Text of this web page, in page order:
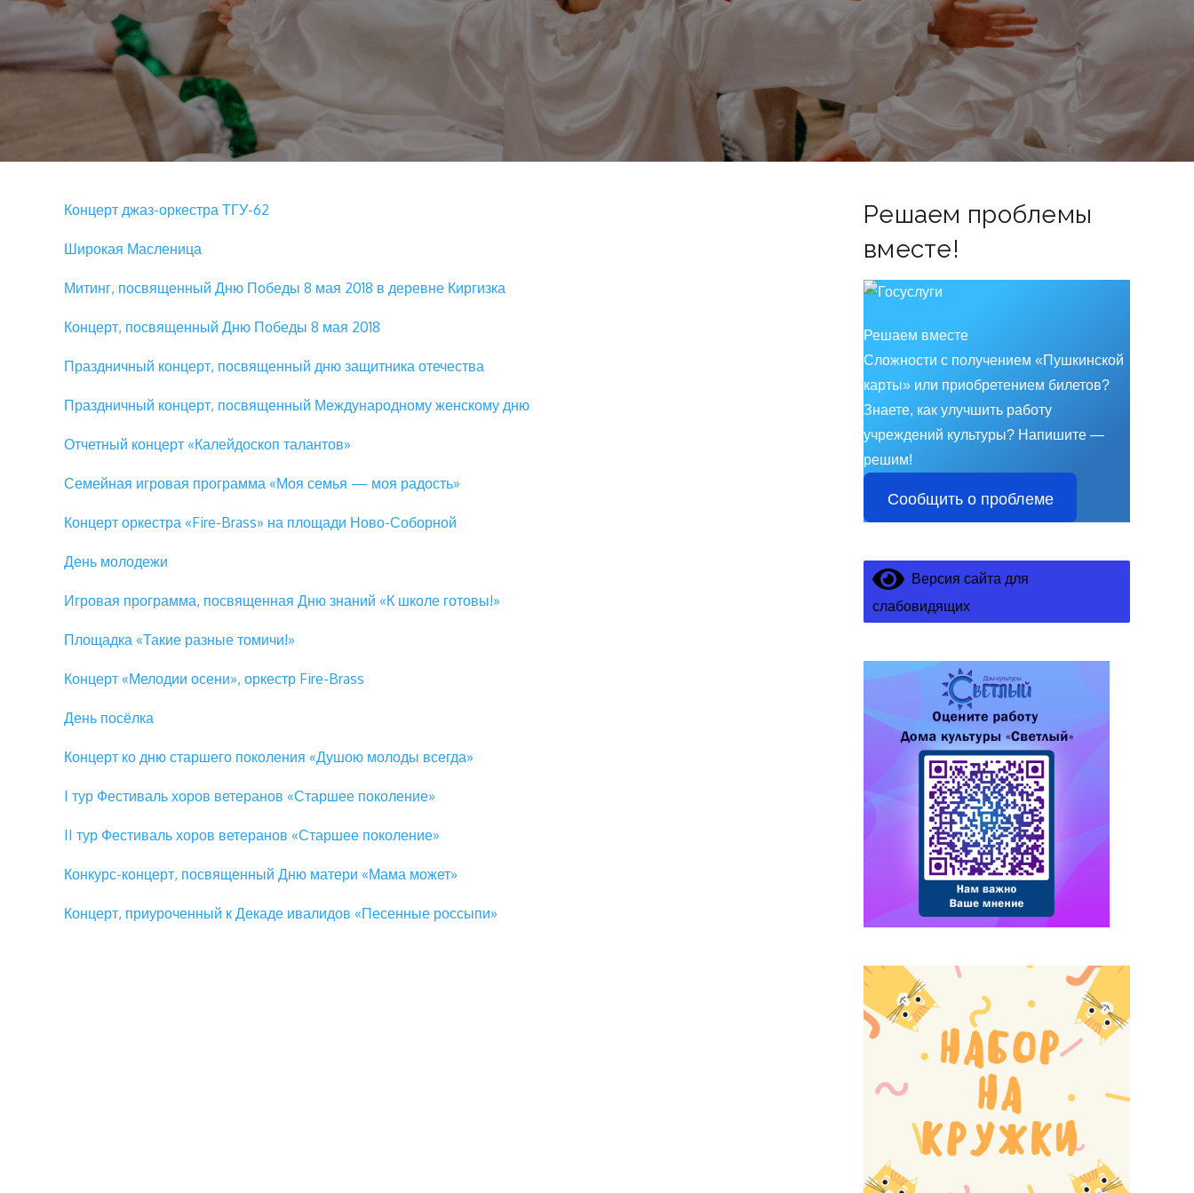
Концерт джаз-оркестра ТГУ-62
Широкая Масленица
Митинг, посвященный Дню Победы 8 мая 2018 в деревне Киргизка
Концерт, посвященный Дню Победы 8 мая 2018
Праздничный концерт, посвященный дню защитника отечества
Праздничный концерт, посвященный Международному женскому дню
Отчетный концерт «Калейдоскоп талантов»
Семейная игровая программа «Моя семья — моя радость»
Концерт оркестра «Fire-Brass» на площади Ново-Соборной
День молодежи
Игровая программа, посвященная Дню знаний «К школе готовы!»
Площадка «Такие разные томичи!»
Концерт «Мелодии осени», оркестр Fire-Brass
День посёлка
Концерт ко дню старшего поколения «Душою молоды всегда»
I тур Фестиваль хоров ветеранов «Старшее поколение»
II тур Фестиваль хоров ветеранов «Старшее поколение»
Конкурс-концерт, посвященный Дню матери «Мама может»
Концерт, приуроченный к Декаде ивалидов «Песенные россыпи»
Решаем проблемы
вместе!
Решаем вместе
Сложности с получением «Пушкинской
карты» или приобретением билетов?
Знаете, как улучшить работу
учреждений культуры? Напишите —
решим!
Сообщить о проблеме
Версия сайта для
слабовидящих